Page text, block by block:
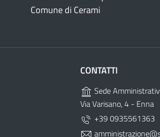
Comune di Cerami
CONTATTI
Sede
Via Varisano, 4 - Enna
+39 0935561363